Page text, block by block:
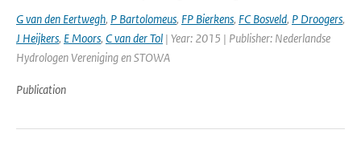
G van den Eertwegh, P Bartolomeus, FP Bierkens, FC Bosveld, P Droogers,
J Heijkers, E Moors, C van der Tol | Year: 2015 | Publisher: Nederlandse
Hydrologen Vereniging en STOWA
Publication